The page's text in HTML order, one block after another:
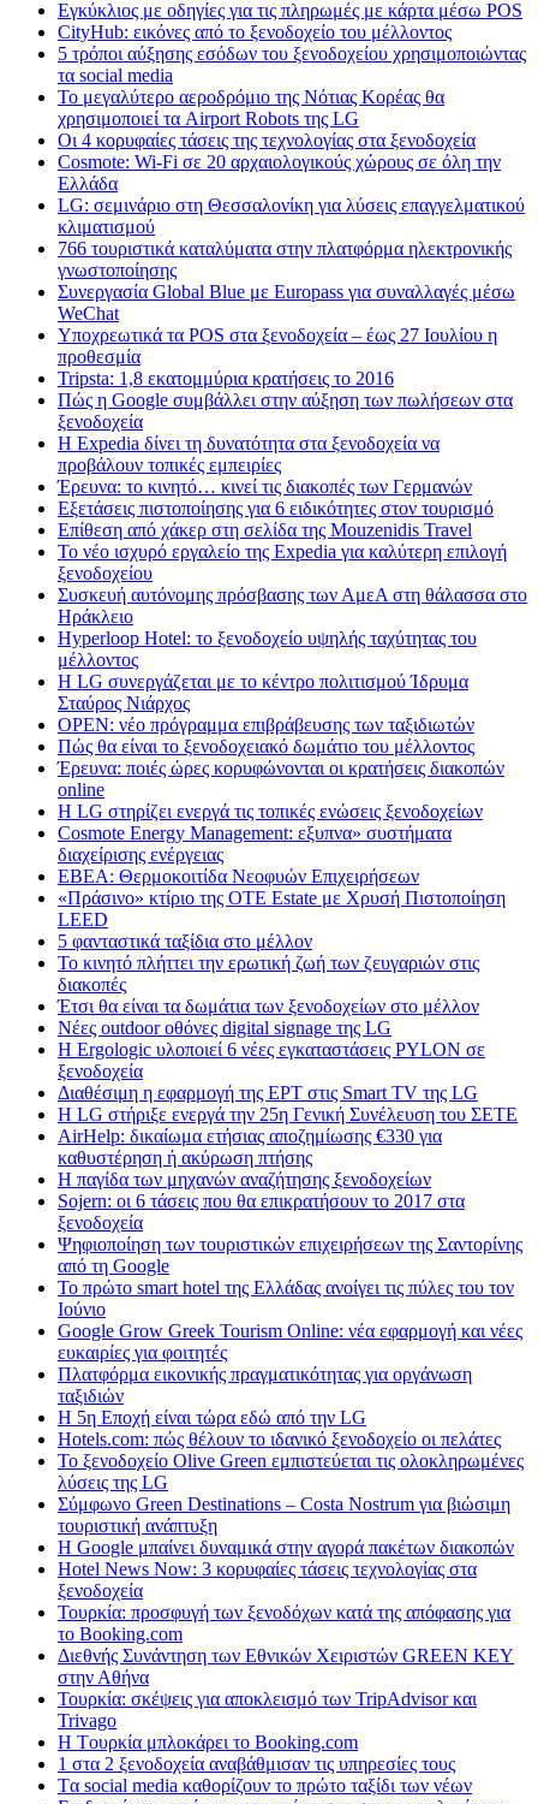
Εγκύκλιος με οδηγίες για τις πληρωμές με κάρτα μέσω POS
CityHub: εικόνες από το ξενοδοχείο του μέλλοντος
5 τρόποι αύξησης εσόδων του ξενοδοχείου χρησιμοποιώντας
τα social media
Το μεγαλύτερο αεροδρόμιο της Νότιας Κορέας θα
χρησιμοποιεί τα Airport Robots της LG
Οι 4 κορυφαίες τάσεις της τεχνολογίας στα ξενοδοχεία
Cosmote: Wi-Fi σε 20 αρχαιολογικούς χώρους σε όλη την
Ελλάδα
LG: σεμινάριο στη Θεσσαλονίκη για λύσεις επαγγελματικού
κλιματισμού
766 τουριστικά καταλύματα στην πλατφόρμα ηλεκτρονικής
γνωστοποίησης
Συνεργασία Global Blue με Europass για συναλλαγές μέσω
WeChat
Υποχρεωτικά τα POS στα ξενοδοχεία – έως 27 Ιουλίου η
προθεσμία
Tripsta: 1,8 εκατομμύρια κρατήσεις το 2016
Πώς η Google συμβάλλει στην αύξηση των πωλήσεων στα
ξενοδοχεία
Η Expedia δίνει τη δυνατότητα στα ξενοδοχεία να
προβάλουν τοπικές εμπειρίες
Έρευνα: το κινητό… κινεί τις διακοπές των Γερμανών
Εξετάσεις πιστοποίησης για 6 ειδικότητες στον τουρισμό
Επίθεση από χάκερ στη σελίδα της Mouzenidis Travel
Το νέο ισχυρό εργαλείο της Expedia για καλύτερη επιλογή
ξενοδοχείου
Συσκευή αυτόνομης πρόσβασης των ΑμεΑ στη θάλασσα στο
Ηράκλειο
Hyperloop Hotel: το ξενοδοχείο υψηλής ταχύτητας του
μέλλοντος
Η LG συνεργάζεται με το κέντρο πολιτισμού Ίδρυμα
Σταύρος Νιάρχος
OPEN: νέο πρόγραμμα επιβράβευσης των ταξιδιωτών
Πώς θα είναι το ξενοδοχειακό δωμάτιο του μέλλοντος
Έρευνα: ποιές ώρες κορυφώνονται οι κρατήσεις διακοπών
online
Η LG στηρίζει ενεργά τις τοπικές ενώσεις ξενοδοχείων
Cosmote Energy Management: εξυπνα» συστήματα
διαχείρισης ενέργειας
ΕΒΕΑ: Θερμοκοιτίδα Νεοφυών Επιχειρήσεων
«Πράσινο» κτίριο της OTE Estate με Χρυσή Πιστοποίηση
LEED
5 φανταστικά ταξίδια στο μέλλον
Το κινητό πλήττει την ερωτική ζωή των ζευγαριών στις
διακοπές
Έτσι θα είναι τα δωμάτια των ξενοδοχείων στο μέλλον
Nέες outdoor οθόνες digital signage της LG
Η Ergologic υλοποιεί 6 νέες εγκαταστάσεις PYLON σε
ξενοδοχεία
Διαθέσιμη η εφαρμογή της ΕΡΤ στις Smart TV της LG
Η LG στήριξε ενεργά την 25η Γενική Συνέλευση του ΣΕΤΕ
AirHelp: δικαίωμα ετήσιας αποζημίωσης €330 για
καθυστέρηση ή ακύρωση πτήσης
Η παγίδα των μηχανών αναζήτησης ξενοδοχείων
Sojern: οι 6 τάσεις που θα επικρατήσουν το 2017 στα
ξενοδοχεία
Ψηφιοποίηση των τουριστικών επιχειρήσεων της Σαντορίνης
από τη Google
Το πρώτο smart hotel της Ελλάδας ανοίγει τις πύλες του τον
Ιούνιο
Google Grow Greek Tourism Online: νέα εφαρμογή και νέες
ευκαιρίες για φοιτητές
Πλατφόρμα εικονικής πραγματικότητας για οργάνωση
ταξιδιών
Η 5η Εποχή είναι τώρα εδώ από την LG
Hotels.com: πώς θέλουν το ιδανικό ξενοδοχείο οι πελάτες
To ξενοδοχείο Olive Green εμπιστεύεται τις ολοκληρωμένες
λύσεις της LG
Σύμφωνο Green Destinations – Costa Nostrum για βιώσιμη
τουριστική ανάπτυξη
H Google μπαίνει δυναμικά στην αγορά πακέτων διακοπών
Hotel News Now: 3 κορυφαίες τάσεις τεχνολογίας στα
ξενοδοχεία
Τουρκία: προσφυγή των ξενοδόχων κατά της απόφασης για
το Booking.com
Διεθνής Συνάντηση των Εθνικών Χειριστών GREEN KEY
στην Αθήνα
Τουρκία: σκέψεις για αποκλεισμό των TripAdvisor και
Trivago
H Tουρκία μπλοκάρει το Booking.com
1 στα 2 ξενοδοχεία αναβάθμισαν τις υπηρεσίες τους
Tα social media καθορίζουν το πρώτο ταξίδι των νέων